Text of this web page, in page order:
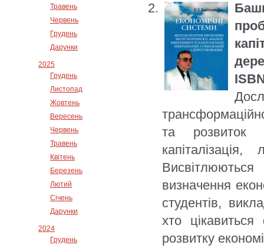
Травень
Червень
Грудень
Дарунки
2025
Грудень
Листопад
Жовтень
Вересень
Червень
Травень
Квітень
Березень
Лютий
Січень
Дарунки
2024
Грудень
та розвиток
капіталізація,
визначення
студентів,
хто
розвитку